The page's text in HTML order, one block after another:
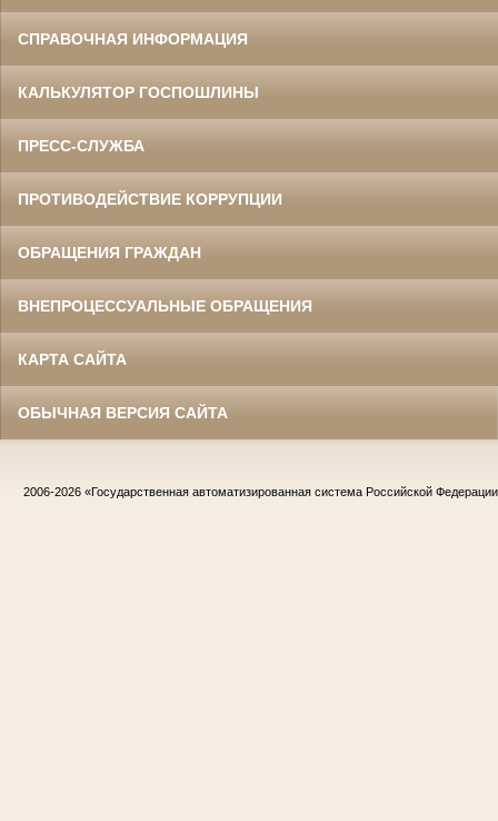
СПРАВОЧНАЯ ИНФОРМАЦИЯ
КАЛЬКУЛЯТОР ГОСПОШЛИНЫ
ПРЕСС-СЛУЖБА
ПРОТИВОДЕЙСТВИЕ КОРРУПЦИИ
ОБРАЩЕНИЯ ГРАЖДАН
ВНЕПРОЦЕССУАЛЬНЫЕ ОБРАЩЕНИЯ
КАРТА САЙТА
ОБЫЧНАЯ ВЕРСИЯ САЙТА
2006-2026 «Государственная автоматизированная система Российской